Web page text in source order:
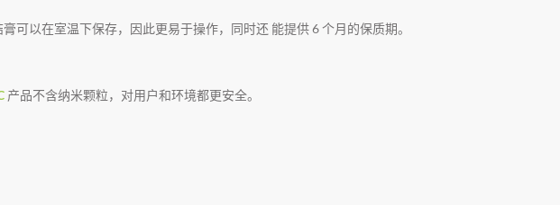
可以在室温下保存，因此更易于操作，同时还 能提供 6 个月的保质期。
产品不含纳米颗粒，对用户和环境都更安全。